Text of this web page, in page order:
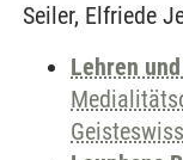
Seiler, Elfriede
Lehren